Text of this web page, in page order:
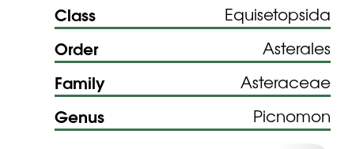
Class Equisetopsida
Order Asterales
Family Asteraceae
Genus Picnomon